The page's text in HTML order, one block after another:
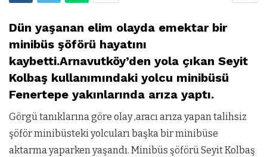
Dün yaşanan elim olayda emektar bir
minibüs şöförü hayatını
kaybetti.Arnavutköy’den yola çıkan Seyit
Kolbaş kullanımındaki yolcu minibüsü
Fenertepe yakınlarında arıza yaptı.
Görgü tanıklarına göre olay ,aracı arıza yapan talihsiz
şöför minibüsteki yolcuları başka bir minibüse
aktarma yaparken yaşandı. Minibüs şöförü Seyit Kolbaş